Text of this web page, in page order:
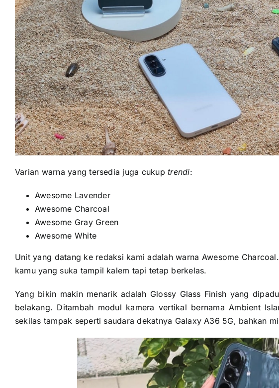
Varian warna yang tersedia juga cukuptrendi:
Awesome Lavender
Awesome Charcoal
Awesome Gray Green
Awesome White
Unit yang datang ke redaksi kami adalah warna Awesome
kamu yang suka tampil kalem tapi tetap berkelas.
Yang bikin makin menarik adalah Glossy Glass Finish yang
belakang. Ditambah modul kamera vertikal bernama Ambient
sekilas tampak seperti saudara dekatnya Galaxy A36 5G, bahkan